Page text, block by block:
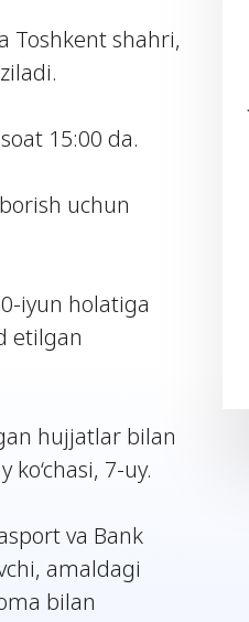
Toshkent shahri,
15:00 da.
uchun
iyun holatiga
etilgan
hujjatlar bilan
7-uy.
va Bank
amaldagi
bilan